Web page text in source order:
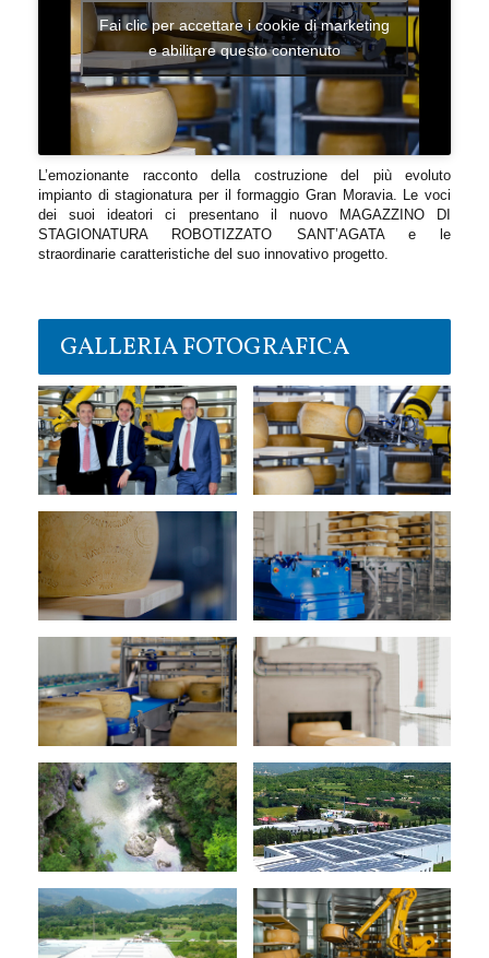
Fai clic per accettare i cookie di marketing
e abilitare questo contenuto
L’emozionante racconto della costruzione del più evoluto
impianto di stagionatura per il formaggio Gran Moravia. Le voci
dei suoi ideatori ci presentano il nuovo MAGAZZINO DI
STAGIONATURA ROBOTIZZATO SANT’AGATA e le
straordinarie caratteristiche del suo innovativo progetto.
GALLERIA FOTOGRAFICA